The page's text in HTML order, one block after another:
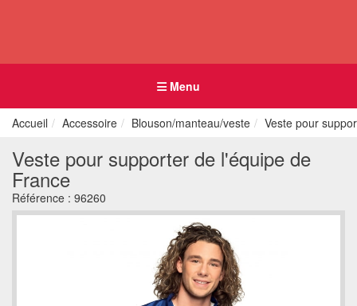
Menu
Accueil Accessoire Blouson/manteau/veste Veste pour
Veste pour supporter de l'équipe de
France
Référence : 96260